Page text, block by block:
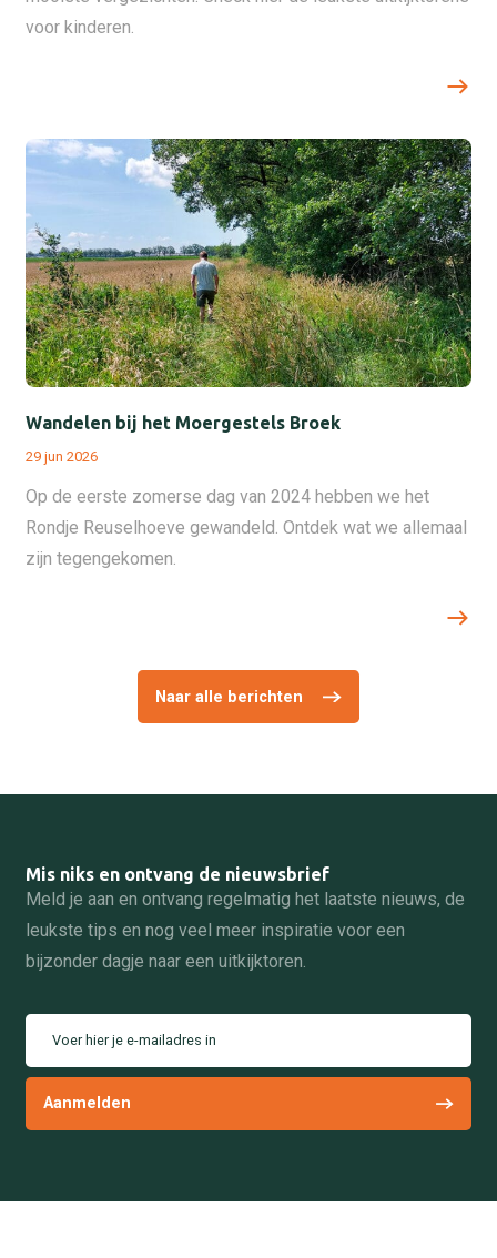
voor kinderen.
Wandelen bij het Moergestels Broek
29 jun 2026
Op de eerste zomerse dag van 2024 hebben we het
Rondje Reuselhoeve gewandeld. Ontdek wat we allemaal
zijn tegengekomen.
Naar alle berichten
Mis niks en ontvang de nieuwsbrief
Meld je aan en ontvang regelmatig het laatste nieuws, de
leukste tips en nog veel meer inspiratie voor een
bijzonder dagje naar een uitkijktoren.
Voer hier je e-mailadres in